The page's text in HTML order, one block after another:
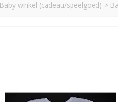
Baby winkel (cadeau/speelgoed) >